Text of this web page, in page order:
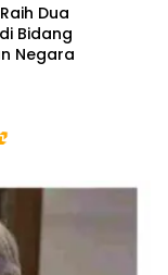
Dua
Bidang
Negara